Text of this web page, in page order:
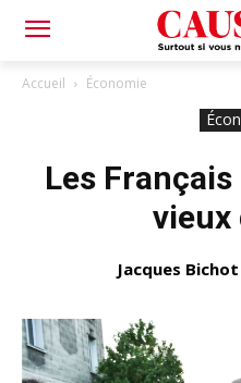
Accueil Économie
Les
vieux
Jacques Bichot